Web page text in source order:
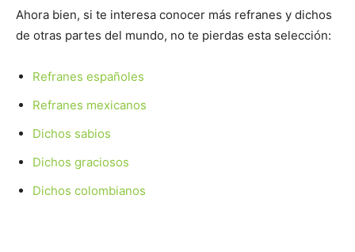
Ahora bien, si te interesa conocer más refranes y dichos
de otras partes del mundo, no te pierdas esta selección:
Refranes españoles
Refranes mexicanos
Dichos sabios
Dichos graciosos
Dichos colombianos